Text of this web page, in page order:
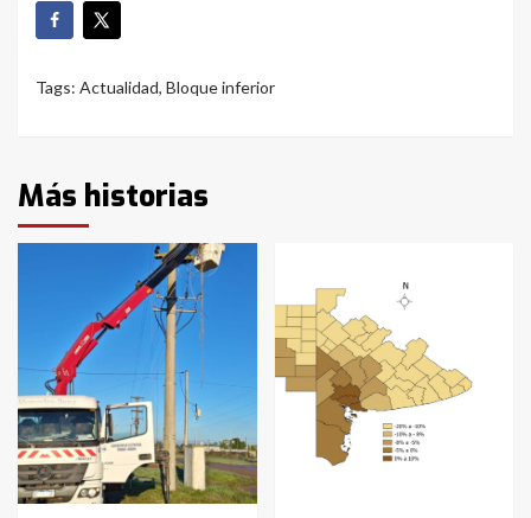
Tags: Actualidad, Bloque inferior
Más historias